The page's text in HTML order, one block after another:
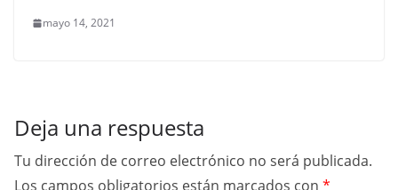
mayo 14, 2021
Deja una respuesta
Tu dirección de correo electrónico no será publicada.
Los campos obligatorios están marcados con *